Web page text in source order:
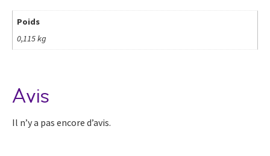
Poids
0,115 kg
Avis
Il n’y a pas encore d’avis.